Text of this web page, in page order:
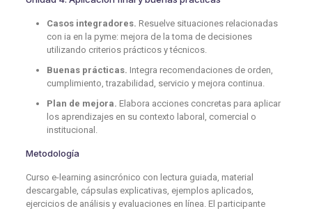
Casos integradores. Resuelve situaciones relacionadas
con ia en la pyme: mejora de la toma de decisiones
utilizando criterios prácticos y técnicos.
Buenas prácticas. Integra recomendaciones de orden,
cumplimiento, trazabilidad, servicio y mejora continua.
Plan de mejora. Elabora acciones concretas para aplicar
los aprendizajes en su contexto laboral, comercial o
institucional.
Metodología
Curso e-learning asincrónico con lectura guiada, material
descargable, cápsulas explicativas, ejemplos aplicados,
ejercicios de análisis y evaluaciones en línea. El participante